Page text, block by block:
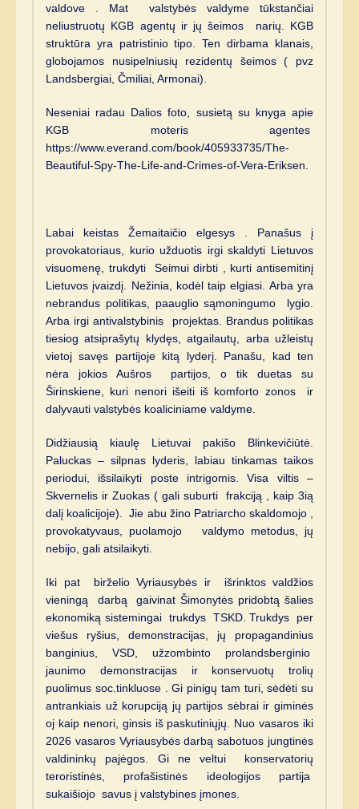
valdove . Mat valstybės valdyme tūkstančiai
neliustruotų KGB agentų ir jų šeimos narių. KGB
struktūra yra patristinio tipo. Ten dirbama klanais,
globojamos nusipelniusių rezidentų šeimos ( pvz
Landsbergiai, Čmiliai, Armonai).
Neseniai radau Dalios foto, susietą su knyga apie
KGB moteris agentes
https://www.everand.com/book/405933735/The-
Beautiful-Spy-The-Life-and-Crimes-of-Vera-Eriksen.
Labai keistas Žemaitaičio elgesys . Panašus į
provokatoriaus, kurio užduotis irgi skaldyti Lietuvos
visuomenę, trukdyti Seimui dirbti , kurti antisemitinį
Lietuvos įvaizdį. Nežinia, kodėl taip elgiasi. Arba yra
nebrandus politikas, paauglio sąmoningumo lygio.
Arba irgi antivalstybinis projektas. Brandus politikas
tiesiog atsiprašytų klydęs, atgailautų, arba užleistų
vietoj savęs partijoje kitą lyderį. Panašu, kad ten
nėra jokios Aušros partijos, o tik duetas su
Širinskiene, kuri nenori išeiti iš komforto zonos ir
dalyvauti valstybės koaliciniame valdyme.
Didžiausią kiaulę Lietuvai pakišo Blinkevičiūtė.
Paluckas – silpnas lyderis, labiau tinkamas taikos
periodui, išsilaikyti poste intrigomis. Visa viltis –
Skvernelis ir Zuokas ( gali suburti frakciją , kaip 3ią
dalį koalicijoje). Jie abu žino Patriarcho skaldomojo ,
provokatyvaus, puolamojo valdymo metodus, jų
nebijo, gali atsilaikyti.
Iki pat birželio Vyriausybės ir išrinktos valdžios
vieningą darbą gaivinat Šimonytės pridobtą šalies
ekonomiką sistemingai trukdys TSKD. Trukdys per
viešus ryšius, demonstracijas, jų propagandinius
banginius, VSD, užzombinto prolandsberginio
jaunimo demonstracijas ir konservuotų trolių
puolimus soc.tinkluose . Gi pinigų tam turi, sėdėti su
antrankiais už korupciją jų partijos sėbrai ir giminės
oj kaip nenori, ginsis iš paskutiniųjų. Nuo vasaros iki
2026 vasaros Vyriausybės darbą sabotuos jungtinės
valdininkų pajėgos. Gi ne veltui konservatorių
teroristinės, profašistinės ideologijos partija
sukaišiojo savus į valstybines įmones.